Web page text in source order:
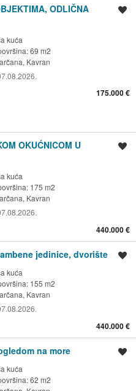
ODLIČNA
kuća
69 m2
Kavran
175.000 €
OKUĆNICOM U
kuća
175 m2
Kavran
440.000 €
jedinice, dvorište
kuća
155 m2
Kavran
440.000 €
na more
kuća
62 m2